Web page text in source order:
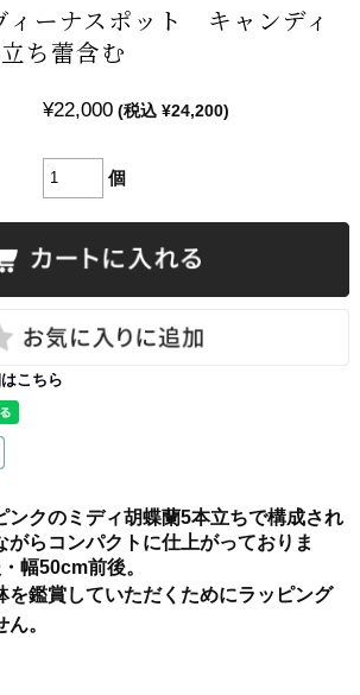
ィーナスポット キャンディ
ち蕾含む
¥22,000 (税込 ¥24,200)
個
こちら
ンクのミディ胡蝶蘭5本立ちで構成され
がらコンパクトに仕上がっておりま
幅50cm前後。
を鑑賞していただくためにラッピング
。